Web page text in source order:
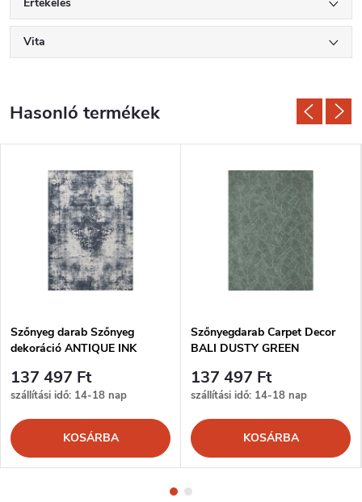
Vita
Szőnyeg darab Szőnyeg
dekoráció ANTIQUE INK
137 497 Ft
szállítási idő: 14-18 nap
KOSÁRBA
Szőnyegdarab Carpet Decor
BALI DUSTY GREEN
137 497 Ft
szállítási idő: 14-18 nap
KOSÁRBA